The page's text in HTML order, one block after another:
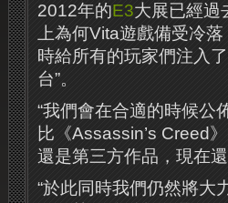
2012年的E3大展已經過
上為何Vita遊戲備受冷
時給所有的玩家們注入
台”。
“我們會在合適的時候公
比《Assassin’s Creed
還是第三方作品，現在
“於此同時我們仍然將大